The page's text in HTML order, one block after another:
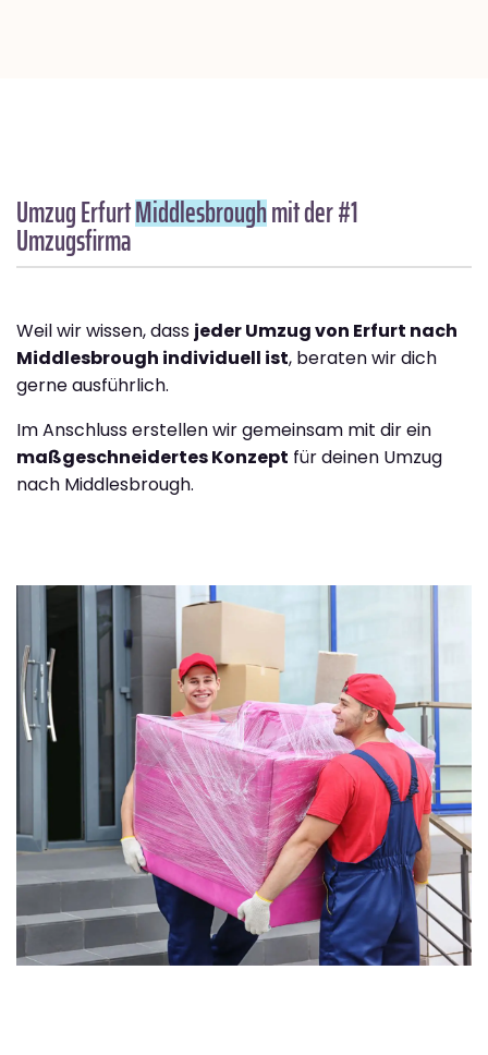
Umzug ErfurtMiddlesbroughmit der #1
Umzugsfirma
Weil wir wissen, dass jeder Umzug von Erfurt nach
Middlesbrough individuell ist, beraten wir dich
gerne ausführlich.
Im Anschluss erstellen wir gemeinsam mit dir ein
maßgeschneidertes Konzept für deinen Umzug
nach Middlesbrough.